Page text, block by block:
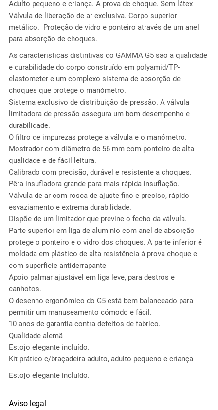
Adulto pequeno e criança. À prova de choque. Sem látex
Válvula de liberação de ar exclusiva. Corpo superior
metálico. Proteção de vidro e ponteiro através de um anel
para absorção de choques.
As características distintivas do GAMMA G5 são a qualidade
e durabilidade do corpo construído em polyamid/TP-
elastometer e um complexo sistema de absorção de
choques que protege o manómetro.
Sistema exclusivo de distribuição de pressão. A válvula
limitadora de pressão assegura um bom desempenho e
durabilidade.
O filtro de impurezas protege a válvula e o manómetro.
Mostrador com diâmetro de 56 mm com ponteiro de alta
qualidade e de fácil leitura.
Calibrado com precisão, durável e resistente a choques.
Pêra insufladora grande para mais rápida insuflação.
Válvula de ar com rosca de ajuste fino e preciso, rápido
esvaziamento e extrema durabilidade.
Dispõe de um limitador que previne o fecho da válvula.
Parte superior em liga de alumínio com anel de absorção
protege o ponteiro e o vidro dos choques. A parte inferior é
moldada em plástico de alta resistência à prova choque e
com superfície antiderrapante
Apoio palmar ajustável em liga leve, para destros e
canhotos.
O desenho ergonômico do G5 está bem balanceado para
permitir um manuseamento cómodo e fácil.
10 anos de garantia contra defeitos de fabrico.
Qualidade alemã
Estojo elegante incluído.
Kit prático c/braçadeira adulto, adulto pequeno e criança
Estojo elegante incluído.
Aviso legal